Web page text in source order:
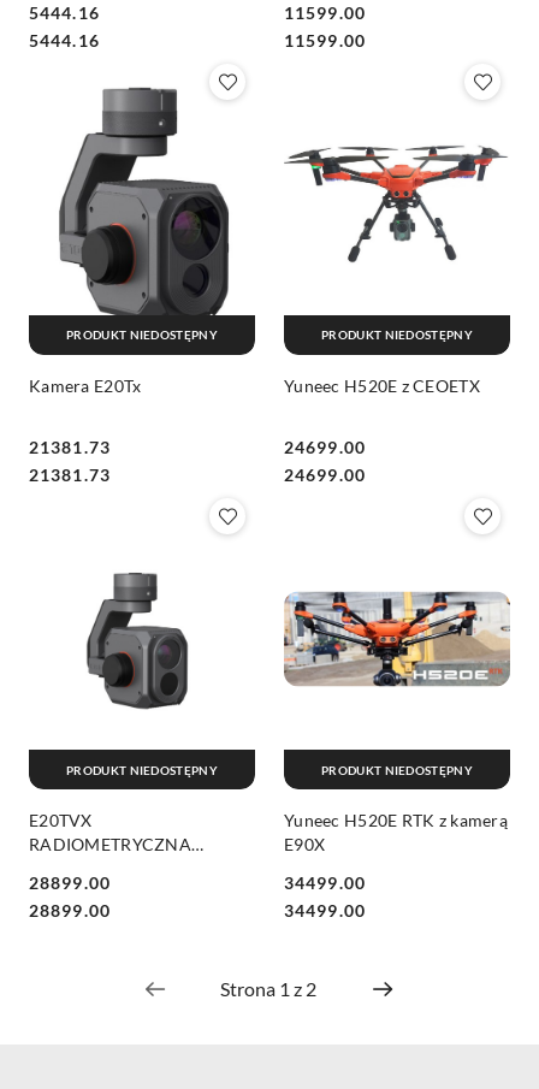
3D oraz poszukiwań i
ratownictwa.
Cena:
5444.16
Cena:
5444.16 Cena:
11599.00
Cena:
11599.00
Kamera E20Tx
Cena:
21381.73
Cena:
21381.73
PRODUKT NIEDOSTĘPNY
Yuneec H520E z CEOETX
Cena:
24699.00
Cena:
24699.00
PRODUKT NIEDOSTĘPNY
E20TVX
RADIOMETRYCZNA
Cena:
28899.00
Cena:
28899.00
PRODUKT NIEDOSTĘPNY
Yuneec H520E RTK z kamerą
E90X
Cena:
34499.00
Cena:
34499.00
PRODUKT NIEDOSTĘPNY